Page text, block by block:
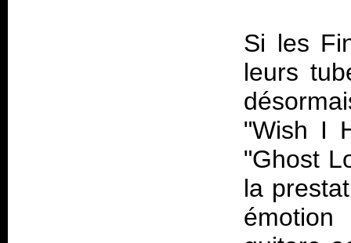
Si les
leurs
"Wish I
"Ghost
la
émotion